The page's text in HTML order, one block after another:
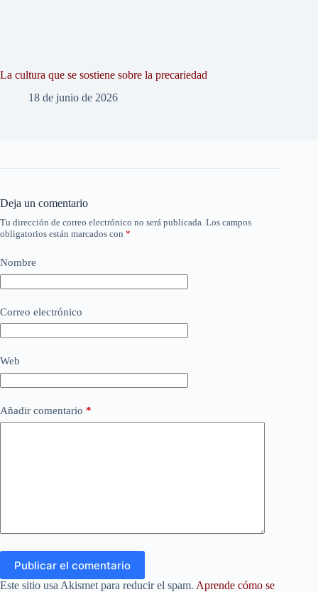
La cultura que se sostiene sobre la precariedad
18 de junio de 2026
Deja un comentario
Tu dirección de correo electrónico no será publicada. Los campos
obligatorios están marcados con *
Nombre
Correo electrónico
Web
Añadir comentario *
Publicar el comentario
Este sitio usa Akismet para reducir el spam. Aprende cómo se